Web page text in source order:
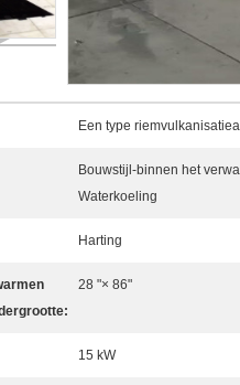
Een type
Bouwstijl-binnen het
Waterkoeling
Harting
28 "× 86"
15 kW